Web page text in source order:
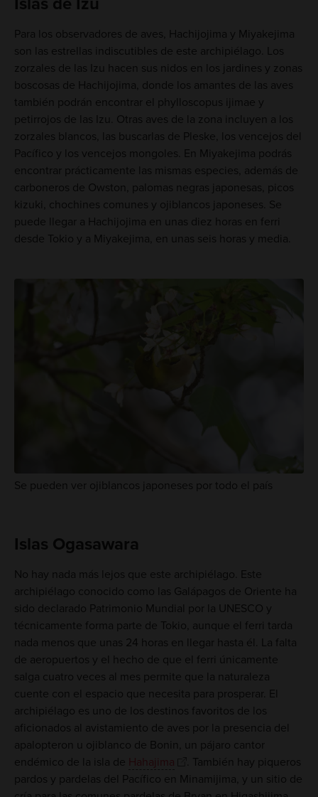
Para los observadores de aves, Hachijojima y Miyakejima
son las estrellas indiscutibles de este archipiélago. Los
zorzales de las Izu hacen sus nidos en los jardines y zonas
boscosas de Hachijojima, donde los amantes de las aves
también podrán encontrar el phylloscopus ijimae y
petirrojos de las Izu. Otras aves de la zona incluyen a los
zorzales blancos, las buscarlas de Pleske, los vencejos del
Pacífico y los vencejos mongoles. En Miyakejima podrás
encontrar prácticamente las mismas especies, además de
carboneros de Owston, palomas negras japonesas, picos
kizuki​, chochines comunes y ojiblancos japoneses. Se
puede llegar a Hachijojima en unas diez horas en ferri
desde Tokio y a Miyakejima, en unas seis horas y media.
Se pueden ver ojiblancos japoneses por todo el país
Islas Ogasawara
No hay nada más lejos que este archipiélago. Este
archipiélago conocido como las Galápagos de Oriente ha
sido declarado Patrimonio Mundial por la UNESCO y
técnicamente forma parte de Tokio, aunque el ferri tarda
nada menos que unas 24 horas en llegar hasta él. La falta
de aeropuertos y el hecho de que el ferri únicamente
salga cuatro veces al mes permite que la naturaleza
cuente con el espacio que necesita para prosperar. El
archipiélago es uno de los destinos favoritos de los
aficionados al avistamiento de aves por la presencia del
apalopteron u ojiblanco de Bonin, un pájaro cantor
endémico de la isla de Hahajima
. También hay piqueros
pardos y pardelas del Pacífico en Minamijima, y un sitio de